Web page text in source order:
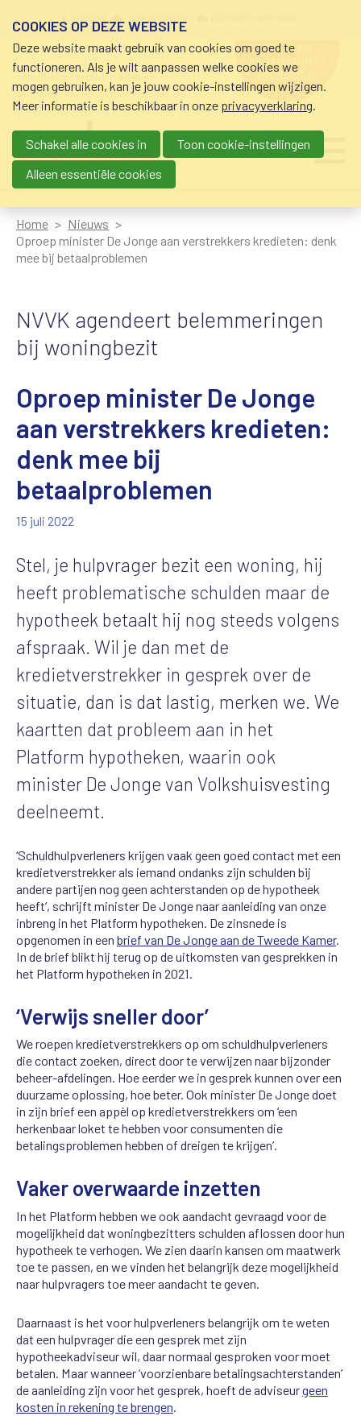
schuldhulp • sociaal krediet •
budgetbeheer • beschermingsbewind
hulp nodig
bij geldzorgen?
0800-8115.nl
Main navigation
Home
Nieuws
Oproep minister De Jonge aan verstrekkers kredieten: denk
mee bij betaalproblemen
NVVK agendeert belemmeringen
bij woningbezit
Oproep minister De Jonge
aan verstrekkers kredieten:
denk mee bij
betaalproblemen
15 juli 2022
Stel, je hulpvrager bezit een woning, hij
heeft problematische schulden maar de
hypotheek betaalt hij nog steeds volgens
afspraak. Wil je dan met de
kredietverstrekker in gesprek over de
situatie, dan is dat lastig, merken we. We
kaartten dat probleem aan in het
Platform hypotheken, waarin ook
minister De Jonge van Volkshuisvesting
deelneemt.
‘Schuldhulpverleners krijgen vaak geen goed contact met een
kredietverstrekker als iemand ondanks zijn schulden bij
andere partijen nog geen achterstanden op de hypotheek
heeft’, schrijft minister De Jonge naar aanleiding van onze
inbreng in het Platform hypotheken. De zinsnede is
opgenomen in een brief van De Jonge aan de Tweede Kamer.
In de brief blikt hij terug op de uitkomsten van gesprekken in
het Platform hypotheken in 2021.
‘Verwijs sneller door’
We roepen kredietverstrekkers op om schuldhulpverleners
die contact zoeken, direct door te verwijzen naar bijzonder
beheer-afdelingen. Hoe eerder we in gesprek kunnen over een
duurzame oplossing, hoe beter. Ook minister De Jonge doet
in zijn brief een appèl op kredietverstrekkers om ‘een
herkenbaar loket te hebben voor consumenten die
betalingsproblemen hebben of dreigen te krijgen’.
Vaker overwaarde inzetten
In het Platform hebben we ook aandacht gevraagd voor de
mogelijkheid dat woningbezitters schulden aflossen door hun
hypotheek te verhogen. We zien daarin kansen om maatwerk
toe te passen, en we vinden het belangrijk deze mogelijkheid
naar hulpvragers toe meer aandacht te geven.
Daarnaast is het voor hulpverleners belangrijk om te weten
dat een hulpvrager die een gesprek met zijn
hypotheekadviseur wil, daar normaal gesproken voor moet
betalen. Maar wanneer ‘voorzienbare betalingsachterstanden’
de aanleiding zijn voor het gesprek, hoeft de adviseurgeen
kosten in rekening te brengen.
COOKIES OP DEZE WEBSITE
Deze website maakt gebruik van cookies om goed te
functioneren. Als je wilt aanpassen welke cookies we
mogen gebruiken, kan je jouw cookie-instellingen wijzigen.
Meer informatie is beschikbaar in onze privacyverklaring.
Schakel alle cookies in
Toon cookie-instellingen
Alleen essentiële cookies